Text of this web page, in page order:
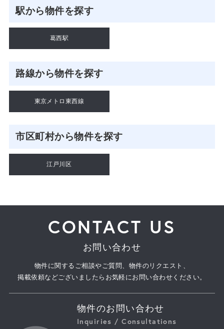
駅から物件を探す
葛西駅
路線から物件を探す
東京メトロ東西線
市区町村から物件を探す
江戸川区
CONTACT US
お問い合わせ
物件に関するご相談やご質問、物件のリクエスト、
掲載依頼などございましたらお気軽にお問い合わせください。
物件のお問い合わせ
Inquiries / Consultations